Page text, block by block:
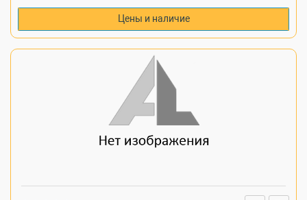
Цены и наличие